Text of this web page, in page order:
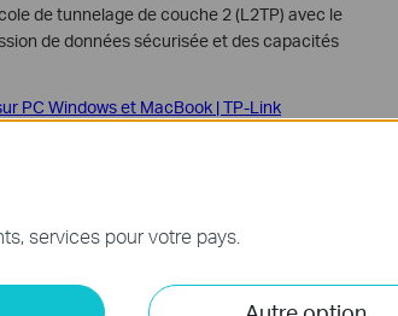
de tunnelage de couche 2 (L2TP) avec le
de données sécurisée et des capacités
PC Windows et MacBook | TP-Link
sur un téléphone Android et un iPhone |
certains protocoles du VPN et ne
services pour votre pays.